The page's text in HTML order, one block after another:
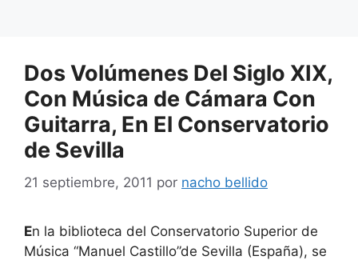
Dos Volúmenes Del Siglo XIX,
Con Música de Cámara Con
Guitarra, En El Conservatorio
de Sevilla
21 septiembre, 2011 por nacho bellido
En la biblioteca del Conservatorio Superior de
Música “Manuel Castillo”de Sevilla (España), se